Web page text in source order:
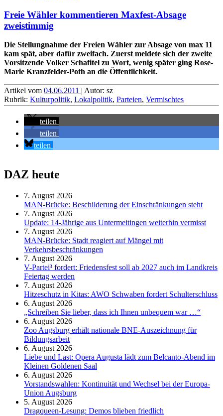
Freie Wähler kommentieren Maxfest-Absage
zweistimmig
Die Stellungnahme der Freien Wähler zur Absage von max 11
kam spät, aber dafür zweifach. Zuerst meldete sich der zweite
Vorsitzende Volker Schafitel zu Wort, wenig später ging Rose-
Marie Kranzfelder-Poth an die Öffentlichkeit.
Artikel vom 04.06.2011 | Autor: sz
Rubrik: Kulturpolitik, Lokalpolitik, Parteien, Vermischtes
teilen
teilen
teilen
DAZ heute
7. August 2026
MAN-Brücke: Beschilderung der Einschränkungen steht
7. August 2026
Update: 14-Jährige aus Untermeitingen weiterhin vermisst
7. August 2026
MAN-Brücke: Stadt reagiert auf Mängel mit
Verkehrsbeschränkungen
7. August 2026
V-Partei­³ fordert: Friedens­fest soll ab 2027 auch im Land­kreis
Feier­tag werden
7. August 2026
Hitzeschutz in Kitas: AWO Schwaben fordert Schulterschluss
6. August 2026
„Schreiben Sie lieber, dass ich Ihnen unbequem war …“
6. August 2026
Zoo Augsburg erhält nationale BNE-Auszeichnung für
Bildungsarbeit
6. August 2026
Liebe und Last: Opera Augusta lädt zum Belcanto-Abend im
Kleinen Goldenen Saal
6. August 2026
Vorstandswahlen: Kontinuität und Wechsel bei der Europa-
Union Augsburg
5. August 2026
Dragqueen-Lesung: Demos blieben friedlich